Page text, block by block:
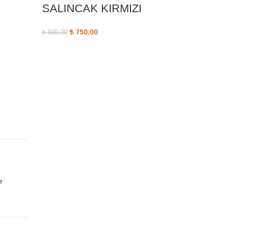
SALINCAK KIRMIZI
₺849,00 Orijinal fiyat: ₺ 849,00.
₺750,00Şu andaki fiyat: ₺ 750,00.